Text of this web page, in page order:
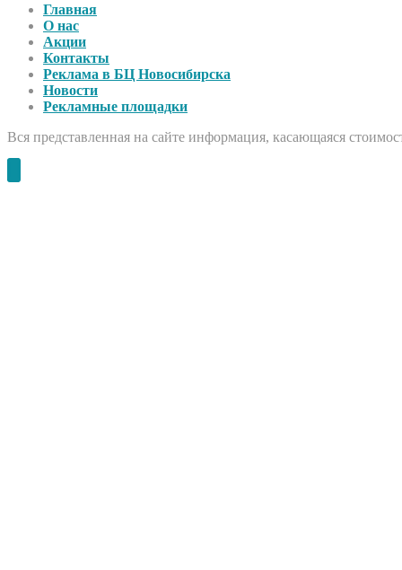
Главная
О нас
Акции
Контакты
Реклама в БЦ Новосибирска
Новости
Рекламные площадки
Вся представленная на сайте информация, касающаяся